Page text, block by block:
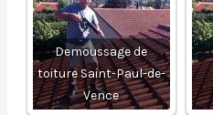
Demoussage de
toiture Saint-Paul-de-
Vence